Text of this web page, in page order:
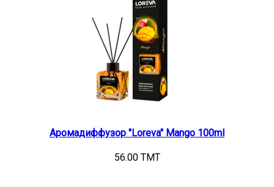
Аромадиффузор "Loreva" Mango 100ml
56.00 TMT